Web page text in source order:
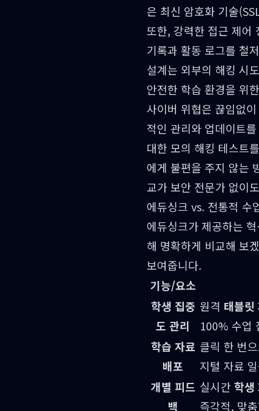
은 최신 암호화 기술
또한, 강력한 접근 제어
기록과 활동 로그를 철
설계는 외부의 해킹 시
안전한 학습 환경을 위
사이버 위협은 끊임없
적인 관리와 업데이트
대한 모의 해킹 테스트
에게 불편을 주지 않는
교가 보안 전문가 없이
에듀싱크 vs. 전통적 수
에듀싱크가 제공하는
해 명확하게 비교해 보
보여줍니다.
기능/요소
학생 집중
도 관리
원격 태블릿
100% 수업
학습 자료
배포
클릭 한 번
지털 자료
개별 피드
백
실시간학생
즉각적, 맞